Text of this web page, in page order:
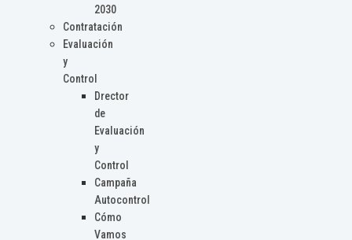
2030
Contratación
Evaluación
y
Control
Drector
de
Evaluación
y
Control
Campaña
Autocontrol
Cómo
Vamos